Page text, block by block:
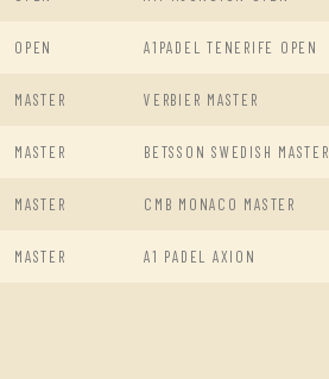
OPEN A1PADEL TENERIFE OPEN
MASTER VERBIER MASTER
MASTER BETSSON SWEDISH MASTER
MASTER CMB MONACO MASTER
MASTER A1 PADEL AXION